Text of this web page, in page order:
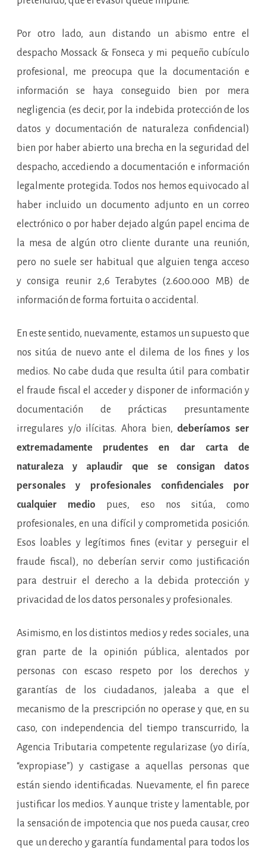
Por otro lado, aun distando un abismo entre el
despacho Mossack & Fonseca y mi pequeño cubículo
profesional, me preocupa que la documentación e
información se haya conseguido bien por mera
negligencia (es decir, por la indebida protección de los
datos y documentación de naturaleza confidencial)
bien por haber abierto una brecha en la seguridad del
despacho, accediendo a documentación e información
legalmente protegida. Todos nos hemos equivocado al
haber incluido un documento adjunto en un correo
electrónico o por haber dejado algún papel encima de
la mesa de algún otro cliente durante una reunión,
pero no suele ser habitual que alguien tenga acceso
y consiga reunir 2,6 Terabytes (2.600.000 MB) de
información de forma fortuita o accidental.
En este sentido, nuevamente, estamos un supuesto que
nos sitúa de nuevo ante el dilema de los fines y los
medios. No cabe duda que resulta útil para combatir
el fraude fiscal el acceder y disponer de información y
documentación de prácticas presuntamente
irregulares y/o ilícitas. Ahora bien, deberíamos ser
extremadamente prudentes en dar carta de
naturaleza y aplaudir que se consigan datos
personales y profesionales confidenciales por
cualquier medio pues, eso nos sitúa, como
profesionales, en una difícil y comprometida posición.
Esos loables y legítimos fines (evitar y perseguir el
fraude fiscal), no deberían servir como justificación
para destruir el derecho a la debida protección y
privacidad de los datos personales y profesionales.
Asimismo, en los distintos medios y redes sociales, una
gran parte de la opinión pública, alentados por
personas con escaso respeto por los derechos y
garantías de los ciudadanos, jaleaba a que el
mecanismo de la prescripción no operase y que, en su
caso, con independencia del tiempo transcurrido, la
Agencia Tributaria competente regularizase (yo diría,
“expropiase”) y castigase a aquellas personas que
están siendo identificadas. Nuevamente, el fin parece
justificar los medios. Y aunque triste y lamentable, por
la sensación de impotencia que nos pueda causar, creo
que un derecho y garantía fundamental para todos los